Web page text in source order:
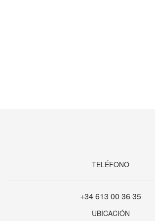
TELÉFONO
+34 613 00 36 35
UBICACIÓN